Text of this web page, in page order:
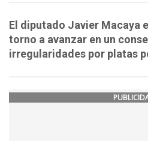
El diputado Javier Macaya
torno a avanzar en un
irregularidades por platas